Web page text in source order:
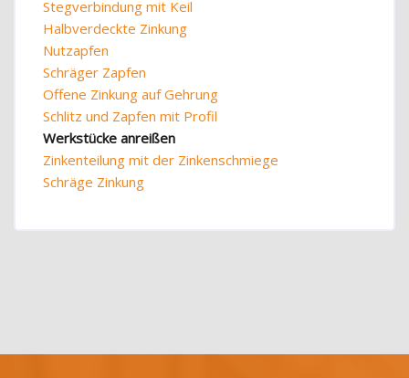
Stegverbindung mit Keil
Halbverdeckte Zinkung
Nutzapfen
Schräger Zapfen
Offene Zinkung auf Gehrung
Schlitz und Zapfen mit Profil
Werkstücke anreißen
Zinkenteilung mit der Zinkenschmiege
Schräge Zinkung